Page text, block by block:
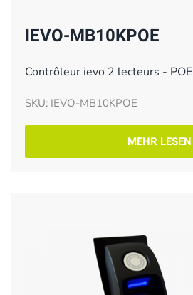
IEVO-MB10KPOE
Contrôleur ievo 2 lecteurs - POE
SKU: IEVO-MB10KPOE
MEHR LESEN